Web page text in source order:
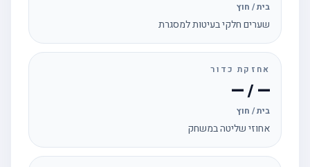
בית / חוץ
שערים חלקי בעיטות למסגרת
אחזקת כדור
— / —
בית / חוץ
אחוזי שליטה במשחק